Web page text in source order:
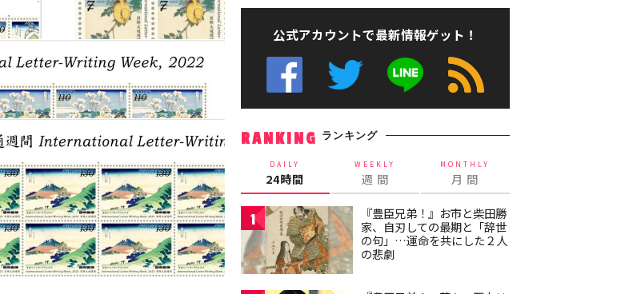
公式アカウントで最新情報ゲット！
RANKING ランキング
DAILY
24時間
WEEKLY
週 間
MONTHLY
月 間
1
『豊臣兄弟！』お市と柴田勝
家、自刃しての最期と「辞世
の句」…運命を共にした２人
の悲劇